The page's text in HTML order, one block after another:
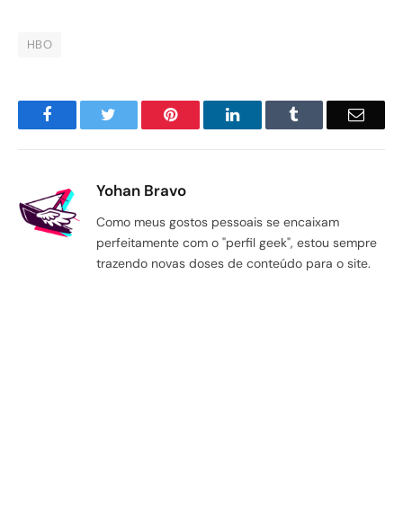
HBO
Facebook Pinterest LinkedIn Email
Yohan Bravo
Como meus gostos pessoais se encaixam
perfeitamente com o "perfil geek", estou sempre
trazendo novas doses de conteúdo para o site.